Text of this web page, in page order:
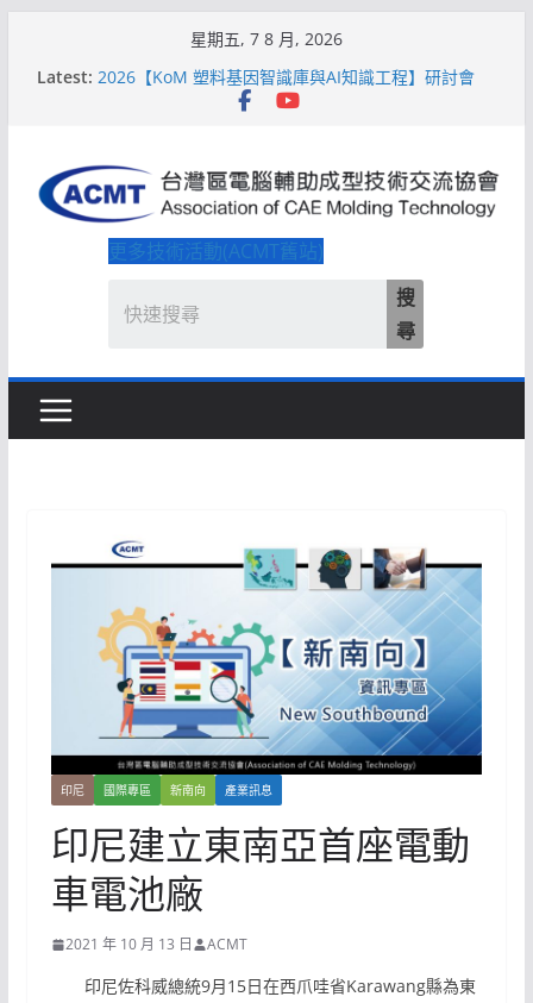
星期五, 7 8 月, 2026
Latest: 2026【KoM 塑料基因智識庫與AI知識工程】研討會
【培訓課程】【ACMT Ｔ零量產】模具估報價：貫穿
具展重磅登場
ACMT打造「Smart Molding 模塑智造平台」主題館
2026【QoM 射出成型高品質穩定生產】研討會
更多技術活動(ACMT舊站)
搜
尋
印尼 國際專區 新南向 產業訊息
印尼建立東南亞首座電動
車電池廠
2021 年 10 月 13 日 ACMT
印尼佐科威總統9月15日在西爪哇省Karawang縣為東